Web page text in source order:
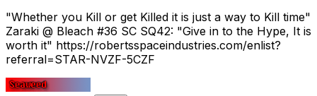
"Whether you Kill or get Killed it is just a way to Kill time"
Zaraki @ Bleach #36 SC SQ42: "Give in to the Hype, It is
worth it" https://robertsspaceindustries.com/enlist?
referral=STAR-NVZF-5CZF